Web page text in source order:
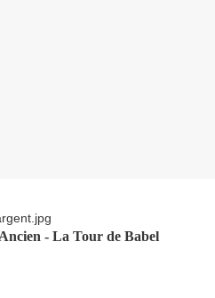
- La Tour de Babel